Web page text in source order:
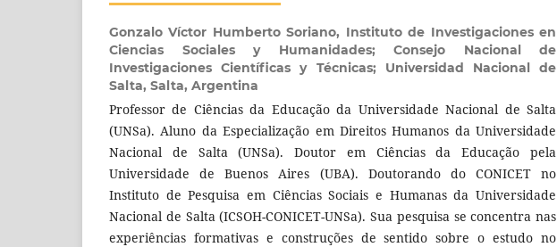
Gonzalo Víctor Humberto Soriano, Instituto de Investigaciones en
Ciencias Sociales y Humanidades; Consejo Nacional de
Investigaciones Científicas y Técnicas; Universidad Nacional de
Salta, Salta, Argentina
Professor de Ciências da Educação da Universidade Nacional de Salta
(UNSa). Aluno da Especialização em Direitos Humanos da Universidade
Nacional de Salta (UNSa). Doutor em Ciências da Educação pela
Universidade de Buenos Aires (UBA). Doutorando do CONICET no
Instituto de Pesquisa em Ciências Sociais e Humanas da Universidade
Nacional de Salta (ICSOH-CONICET-UNSa). Sua pesquisa se concentra nas
experiências formativas e construções de sentido sobre o estudo no